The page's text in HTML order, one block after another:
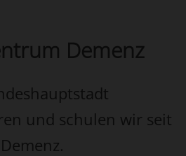
Demenz
und schulen wir seit